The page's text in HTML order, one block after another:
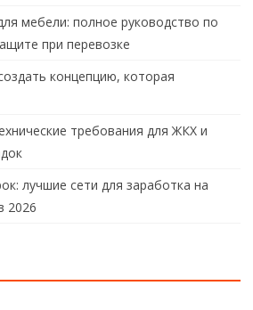
мебели: полное руководство по
при перевозке
концепцию, которая
требования для ЖКХ и
лучшие сети для заработка на
2026